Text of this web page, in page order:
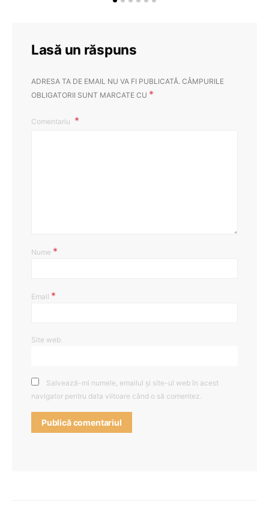
Lasă un răspuns
ADRESA TA DE EMAIL NU VA FI PUBLICATĂ. CÂMPURILE
OBLIGATORII SUNT MARCATE CU *
Comentariu
Nume *
Email *
Site web
Salvează-mi numele, emailul și site-ul web în acest
navigator pentru data viitoare când o să comentez.